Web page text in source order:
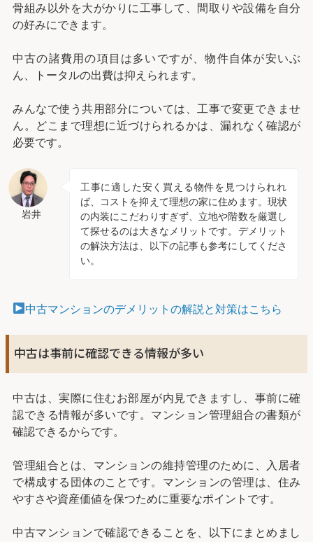
骨組み以外を大がかりに工事して、間取りや設備を自分
の好みにできます。
中古の諸費用の項目は多いですが、物件自体が安いぶ
ん、トータルの出費は抑えられます。
みんなで使う共用部分については、工事で変更できませ
ん。どこまで理想に近づけられるかは、漏れなく確認が
必要です。
岩井
工事に適した安く買える物件を見つけられれ
ば、コストを抑えて理想の家に住めます。現状
の内装にこだわりすぎず、立地や階数を厳選し
て探せるのは大きなメリットです。デメリット
の解決方法は、以下の記事も参考にしてくださ
い。
中古マンションのデメリットの解説と対策はこちら
中古は事前に確認できる情報が多い
中古は、実際に住むお部屋が内見できますし、事前に確
認できる情報が多いです。マンション管理組合の書類が
確認できるからです。
管理組合とは、マンションの維持管理のために、入居者
で構成する団体のことです。マンションの管理は、住み
やすさや資産価値を保つために重要なポイントです。
中古マンションで確認できることを、以下にまとめまし